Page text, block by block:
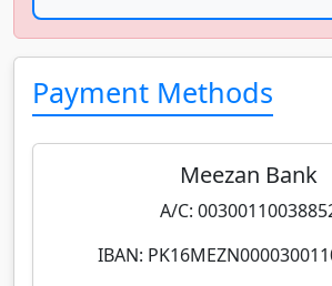
Payment Methods
Meezan Bank
A/C:
IBAN: